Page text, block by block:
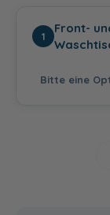
1
Front-
Bitte eine